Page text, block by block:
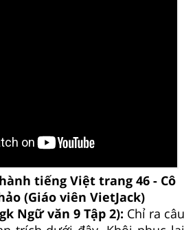
tiếng Việt trang 46 - Cô
(Giáo viên VietJack)
Ngữ văn 9 Tập 2): Chỉ ra câu